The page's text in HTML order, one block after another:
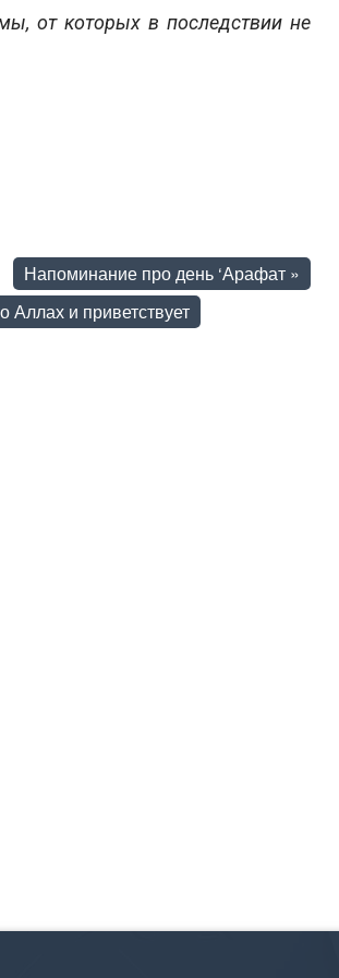
от которых в последствии не
Напоминание про день ‘Арафат »
Аллах и приветствует